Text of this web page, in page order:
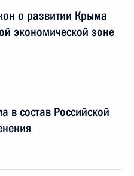
о развитии Крыма
экономической зоне
в состав Российской